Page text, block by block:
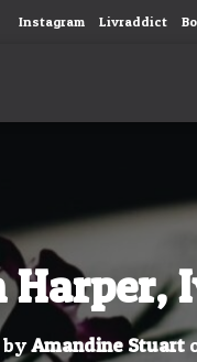
Instagram Livraddict
Harper,
byAmandine Stuart